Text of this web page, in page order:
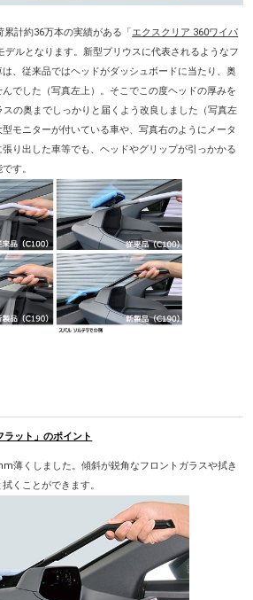
累計約36万本の実績がある「エクスクリア 360ワイパ
デルとなります。新型プリウスに代表されるようなフ
、従来品ではヘッドがダッシュボードに当たり、奥
でした（写真左上）。そこでこの度ヘッドの厚みを
の奥までしっかりと届くよう改良しました（写真左
モニターが付いている車や、写真右のようにメータ
り出した車等でも、ヘッドやグリップが引っかかる
す。
ラット」のポイント
薄くしました。傾斜が鋭角なフロントガラスや拭き
くことができます。